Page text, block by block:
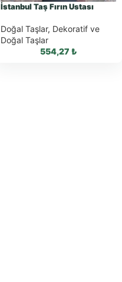
İstanbul Taş Fırın Ustası
Doğal Taşlar, Dekoratif ve
Doğal Taşlar
554,27 ₺